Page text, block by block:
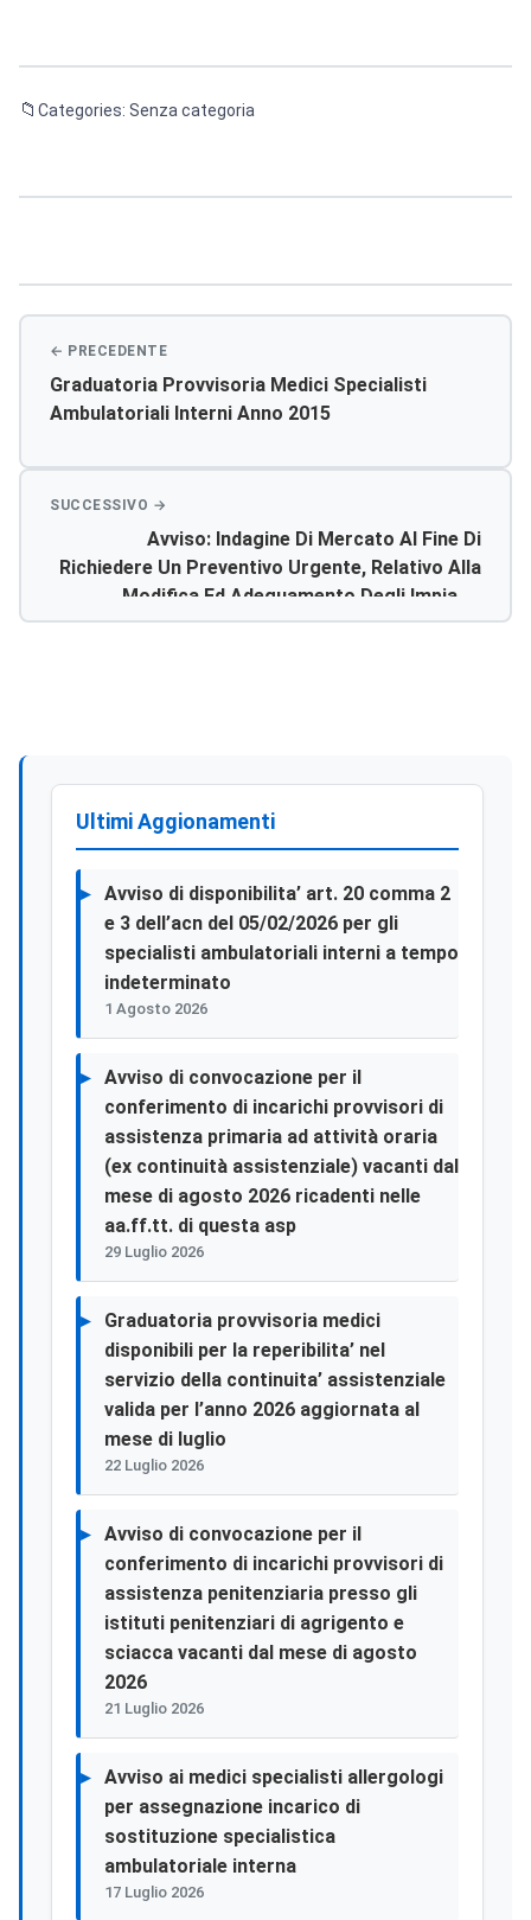
Categories: Senza categoria
Graduatoria Provvisoria Medici Specialisti
Ambulatoriali Interni Anno 2015
Avviso: Indagine Di Mercato Al Fine Di
Richiedere Un Preventivo Urgente, Relativo Alla
Modifica Ed Adeguamento Degli Impianti
Elettrici Nell’u.o. Di Pediatria Del Presidio Di
Ultimi Aggionamenti
Avviso di disponibilita’ art. 20 comma 2
e 3 dell’acn del 05/02/2026 per gli
specialisti ambulatoriali interni a tempo
indeterminato
1 Agosto 2026
Avviso di convocazione per il
conferimento di incarichi provvisori di
assistenza primaria ad attività oraria
(ex continuità assistenziale) vacanti dal
mese di agosto 2026 ricadenti nelle
aa.ff.tt. di questa asp
29 Luglio 2026
Graduatoria provvisoria medici
disponibili per la reperibilita’ nel
servizio della continuita’ assistenziale
valida per l’anno 2026 aggiornata al
mese di luglio
22 Luglio 2026
Avviso di convocazione per il
conferimento di incarichi provvisori di
assistenza penitenziaria presso gli
istituti penitenziari di agrigento e
sciacca vacanti dal mese di agosto
2026
21 Luglio 2026
Avviso ai medici specialisti allergologi
per assegnazione incarico di
sostituzione specialistica
ambulatoriale interna
17 Luglio 2026